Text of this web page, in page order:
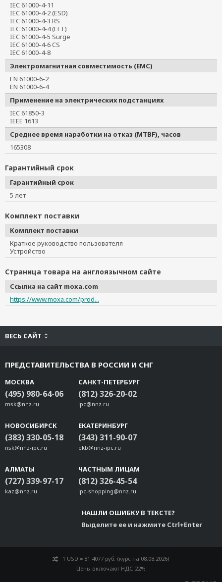
IEC 61000-4-11
IEC 61000-4-2 (ESD)
IEC 61000-4-3 RS
IEC 61000-4-4 (EFT)
IEC 61000-4-5 Surge
IEC 61000-4-6 CS
IEC 61000-4-8
Электромагнитная совместимость (EMC)
EN 61000-6-2
EN 61000-6-4
Применение на электрических подстанциях
IEC 61850-3
IEEE 1613
Среднее время наработки на отказ (MTBF), часов
165308
Гарантийный срок
Гарантийный срок
5 лет
Комплект поставки
Комплект поставки
Краткое руководство пользователя
Устройство
Страница товара на англоязычном сайте
Ссылка на сайт moxa.com
https://www.moxa.com/prod...
ВЕСЬ САЙТ
ПРЕДСТАВИТЕЛЬСТВА В РОССИИ И СНГ
МОСКВА
(495) 980-64-06
msk@nnz.ru
САНКТ-ПЕТЕРБУРГ
(812) 326-20-02
ipc@nnz.ru
НОВОСИБИРСК
(383) 330-05-18
nsk@nnz-ipc.ru
ЕКАТЕРИНБУРГ
(343) 311-90-07
ekb@nnz-ipc.ru
АЛМАТЫ
(727) 339-97-17
kaz@nnz.ru
ЧАСТНЫМ ЛИЦАМ
(812) 326-45-54
ipc-shopping@nnz.ru
НАШЛИ ОШИБКУ В ТЕКСТЕ?
Выделите ее и нажмите Ctrl+Enter
1 USD = 81.4077 руб. (курс на 08.08.2026)
Цены включают НДС 22%